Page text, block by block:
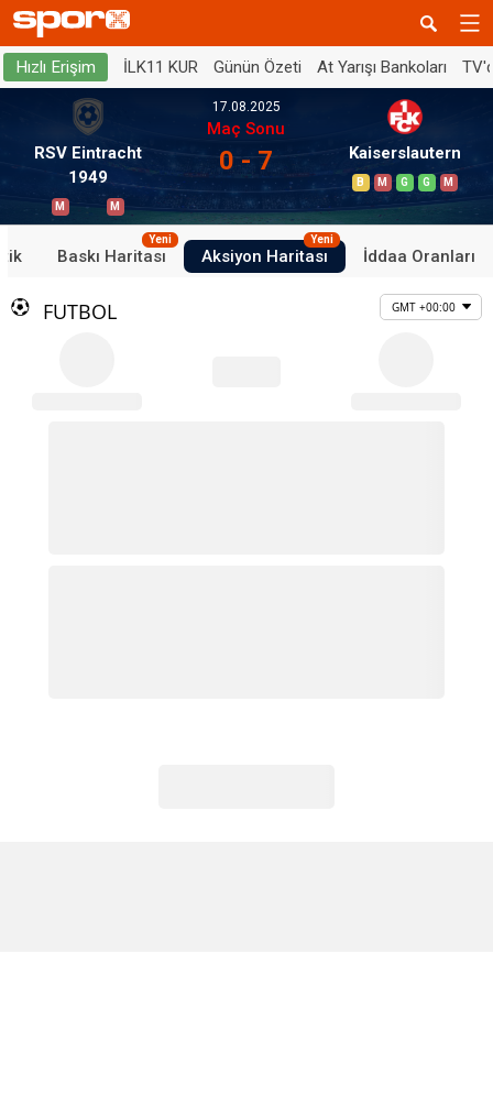
Hızlı Erişim İLK11 KUR Günün Özeti At Yarışı Bankoları
RSV Eintracht
1949
M M
17.08.2025
Maç Sonu
0 - 7 Kaiserslautern
B M G G M
Baskı Haritası
Yeni
Aksiyon Haritası
Yeni
İddaa Oranları
FUTBOL GMT +00:00